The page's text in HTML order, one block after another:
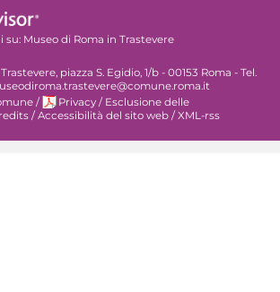
su: Museo di Roma in Trastevere
piazza S. Egidio, 1/b - 00153 Roma - Tel.
/ Privacy / Esclusione delle
/ Accessibilità del sito web / XML-rss